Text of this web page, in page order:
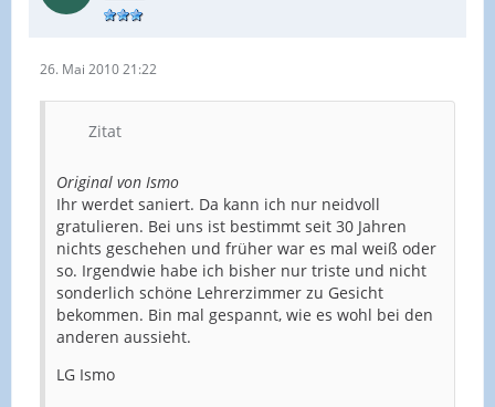
26. Mai 2010 21:22
Zitat
Original von Ismo
Ihr werdet saniert. Da kann ich nur neidvoll
gratulieren. Bei uns ist bestimmt seit 30 Jahren
nichts geschehen und früher war es mal weiß oder
so. Irgendwie habe ich bisher nur triste und nicht
sonderlich schöne Lehrerzimmer zu Gesicht
bekommen. Bin mal gespannt, wie es wohl bei den
anderen aussieht.
LG Ismo